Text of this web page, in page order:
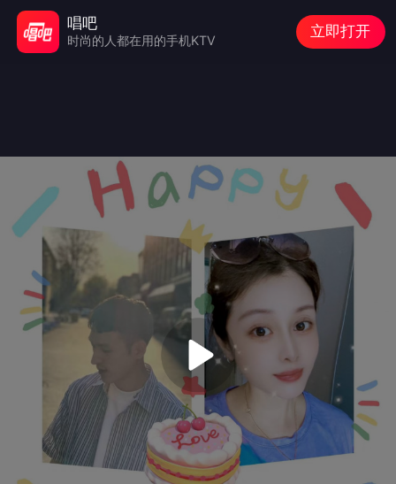
唱吧
时尚的人都在用的手机KTV
立即打开